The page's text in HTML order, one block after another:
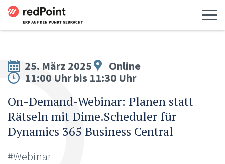
25. März 2025
Online
11:00 Uhr bis 11:30 Uhr
On-Demand-Webinar: Planen statt
Rätseln mit Dime.Scheduler für
Dynamics 365 Business Central
#Webinar